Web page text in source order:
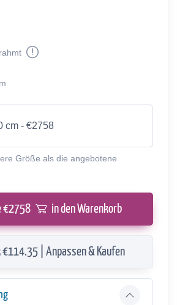
cm - €2758
Größe als die angebotene
€2758 in den Warenkorb
€114.35 | Anpassen & Kaufen